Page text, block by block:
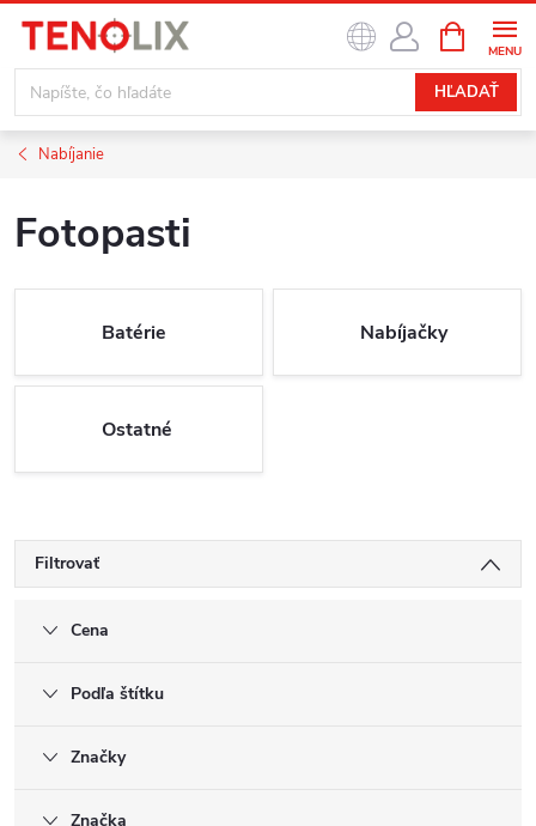
obsah
HĽADAŤ
KOŠÍK
Nabíjanie
Fotopasti
Batérie Nabíjačky
Ostatné
Filtrovať
Cena
Podľa štítku
Značky
Značka